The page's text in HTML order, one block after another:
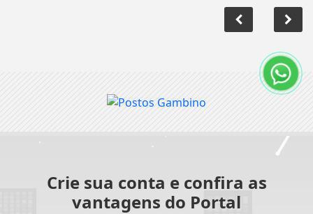
Crie sua conta e confira as
vantagens do Portal